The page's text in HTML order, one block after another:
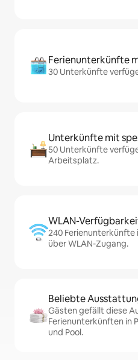
Ferienunterkünfte
30 Unterkünfte
Unterkünfte mit
50 Unterkünfte
Arbeitsplatz.
WLAN-
240
über WLAN-Zugang.
Beliebte
Gästen gefällt diese
Ferienunterkünften in
und Pool.